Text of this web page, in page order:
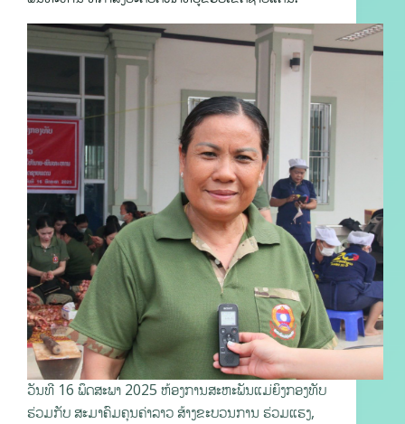
ວັນທີ 16 ພຶດສະພາ 2025 ຫ້ອງການສະຫະພັນແມ່ຍິງກອງທັບ
ຮ່ວມກັບ ສະມາຄົມຄຸນຄ່າລາວ ສ້າງຂະບວນການ ຮ່ວມແຮງ,